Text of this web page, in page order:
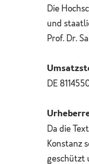
Die
und
Prof. Dr.
DE
Da die
Konstanz
geschützt